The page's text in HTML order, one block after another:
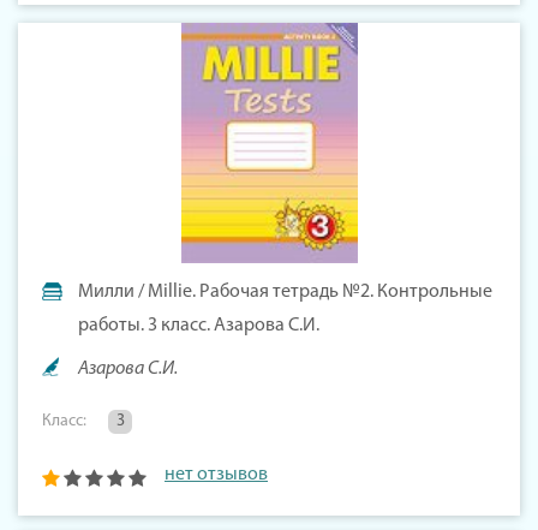
Милли / Millie. Рабочая тетрадь №2. Контрольные
работы. 3 класс. Азарова С.И.
Азарова С.И.
Класс: 3
нет отзывов